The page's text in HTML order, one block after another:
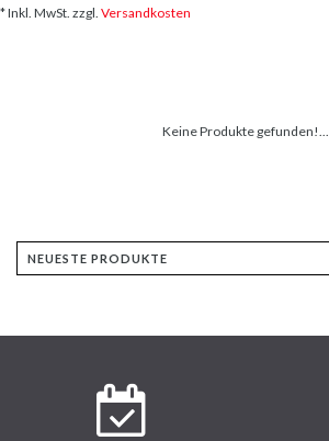
* Inkl. MwSt. zzgl. Versandkosten
Keine Produkte gefunden!...